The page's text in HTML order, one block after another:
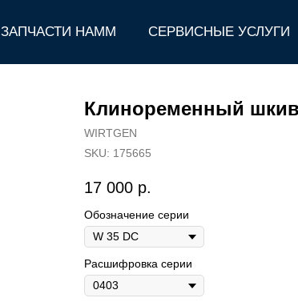
ЗАПЧАСТИ HAMM СЕРВИСНЫЕ УСЛУГИ
Клиноременный шкив
WIRTGEN
SKU: 175665
17 000 р.
Обозначение серии
Расшифровка серии